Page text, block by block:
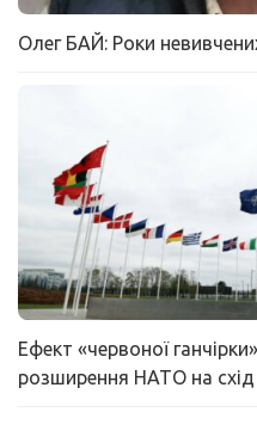
Олег БАЙ: Роки
Ефект «червоної
розширення НАТО на схід